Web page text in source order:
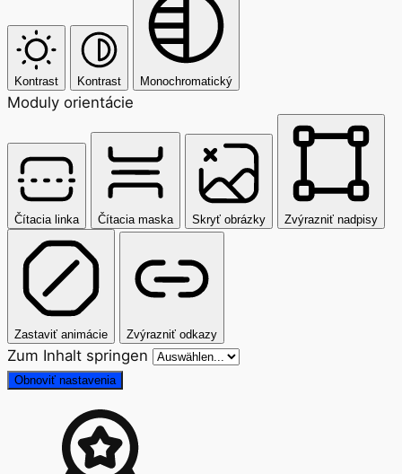
Kontrast Kontrast Monochromatický
Moduly orientácie
Čítacia linka Čítacia maska Skryť obrázky Zvýrazniť nadpisy
Zastaviť animácie Zvýrazniť odkazy
Zum Inhalt springen
Obnoviť nastavenia